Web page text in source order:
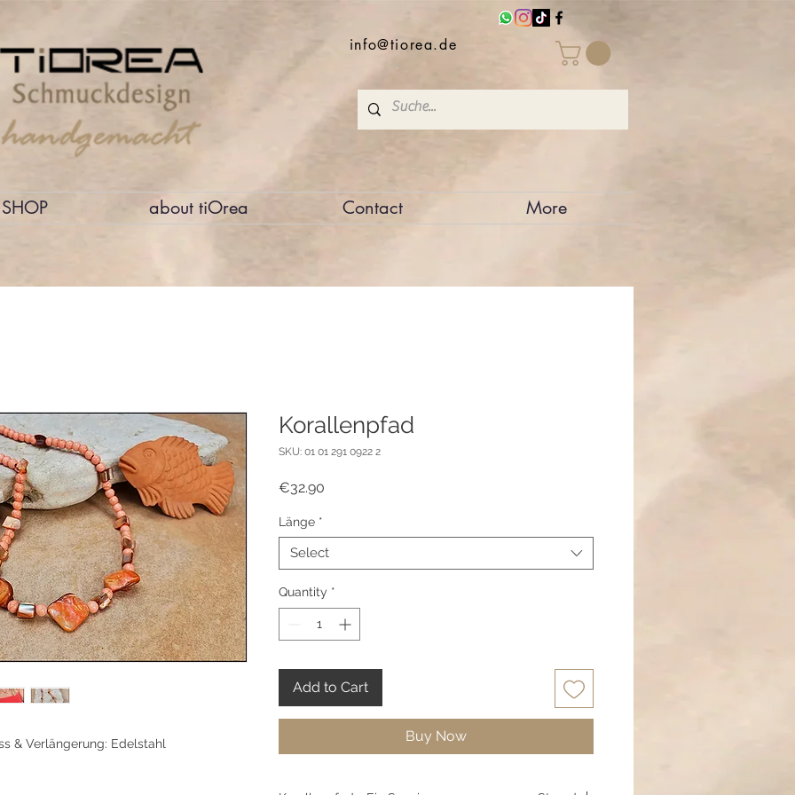
info@tiorea.de
SHOP about tiOrea Contact More
& Verlängerung: Edelstahl
Korallenpfad
SKU: 01 01 291 0922 2
€32.90
Länge *
Select
Quantity *
Add to Cart
Buy Now